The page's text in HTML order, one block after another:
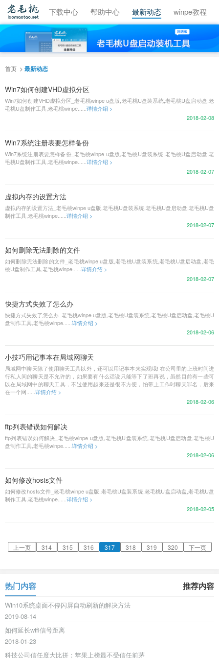
视频教程 下载中心 帮助中心 最新动态 winpe教程
首页 最新动态
Win7如何创建VHD虚拟分区
Win7如何创建VHD虚拟分区_老毛桃winpe u盘版,老毛桃U盘装系统,老毛桃U盘启动盘,老
毛桃U盘制作工具,老毛桃winpe...... 详情介绍 >
2018-02-08
Win7系统注册表要怎样备份
Win7系统注册表要怎样备份_老毛桃winpe u盘版,老毛桃U盘装系统,老毛桃U盘启动盘,老
毛桃U盘制作工具,老毛桃winpe......详情介绍 >
2018-02-07
虚拟内存的设置方法
虚拟内存的设置方法_老毛桃winpe u盘版,老毛桃U盘装系统,老毛桃U盘启动盘,老毛桃U盘
制作工具,老毛桃winpe...... 详情介绍 >
2018-02-07
如何删除无法删除的文件
如何删除无法删除的文件_老毛桃winpe u盘版,老毛桃U盘装系统,老毛桃U盘启动盘,老毛
桃U盘制作工具,老毛桃winpe......详情介绍 >
2018-02-07
快捷方式失效了怎么办
快捷方式失效了怎么办_老毛桃winpe u盘版,老毛桃U盘装系统,老毛桃U盘启动盘,老毛桃U
盘制作工具,老毛桃winpe...... 详情介绍 >
2018-02-06
小技巧用记事本在局域网聊天
局域网中聊天除了使用聊天工具以外，还可以用记事本来实现哦! 在公司里的上班时间进
行私人间的聊天是不允许的，如果要有什么话说只能等下了班再说，虽然目前有一些可
以在局域网中的聊天工具，不过使用起来还是很不方便，怕带上工作时聊天罪名，后来
在一个网......详情介绍 >
2018-02-06
ftp列表错误如何解决
ftp列表错误如何解决_老毛桃winpe u盘版,老毛桃U盘装系统,老毛桃U盘启动盘,老毛桃U
盘制作工具,老毛桃winpe...... 详情介绍 >
2018-02-06
如何修改hosts文件
如何修改hosts文件_老毛桃winpe u盘版,老毛桃U盘装系统,老毛桃U盘启动盘,老毛桃U盘
制作工具,老毛桃winpe......详情介绍 >
2018-02-05
上一页 314 315 316 317 318 319 320 下一页
热门内容 推荐内容
Win10系统桌面不停闪屏自动刷新的解决方法
2019-08-14
如何延长wifi信号距离
2018-01-23
科技公司信任度大比拼：苹果上榜最不受信任前茅